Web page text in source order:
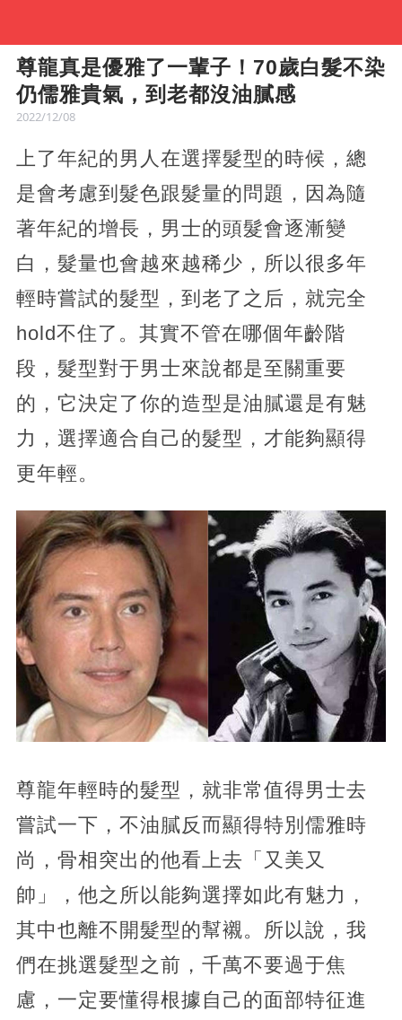
尊龍真是優雅了一輩子！70歲白髮不染
仍儒雅貴氣，到老都沒油膩感
2022/12/08
上了年紀的男人在選擇髮型的時候，總
是會考慮到髮色跟髮量的問題，因為隨
著年紀的增長，男士的頭髮會逐漸變
白，髮量也會越來越稀少，所以很多年
輕時嘗試的髮型，到老了之后，就完全
hold不住了。其實不管在哪個年齡階
段，髮型對于男士來說都是至關重要
的，它決定了你的造型是油膩還是有魅
力，選擇適合自己的髮型，才能夠顯得
更年輕。
尊龍年輕時的髮型，就非常值得男士去
嘗試一下，不油膩反而顯得特別儒雅時
尚，骨相突出的他看上去「又美又
帥」，他之所以能夠選擇如此有魅力，
其中也離不開髮型的幫襯。所以說，我
們在挑選髮型之前，千萬不要過于焦
慮，一定要懂得根據自己的面部特征進